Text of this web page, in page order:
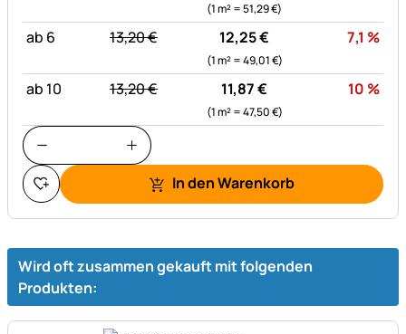
(1 m² =51,29€)
ab 6 statt:
13,20€ 12,25€
(1 m² =49,01€)
7,1 %
ab 10 statt:
13,20€ 11,87€
(1 m² =47,50€)
10 %
In den Warenkorb
Wird oft zusammen gekauft mit folgenden
Produkten: